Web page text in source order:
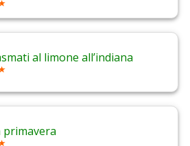
al limone all’indiana
primavera